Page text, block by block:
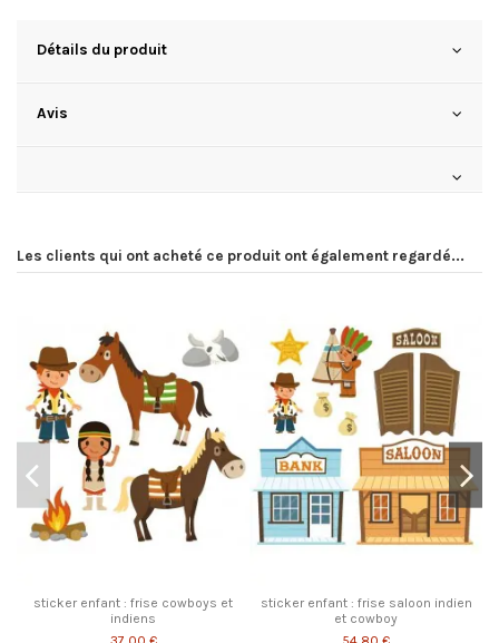
Détails du produit
Avis
Les clients qui ont acheté ce produit ont également regardé...
sticker enfant : frise cowboys et
indiens
sticker enfant : frise saloon indien
et cowboy